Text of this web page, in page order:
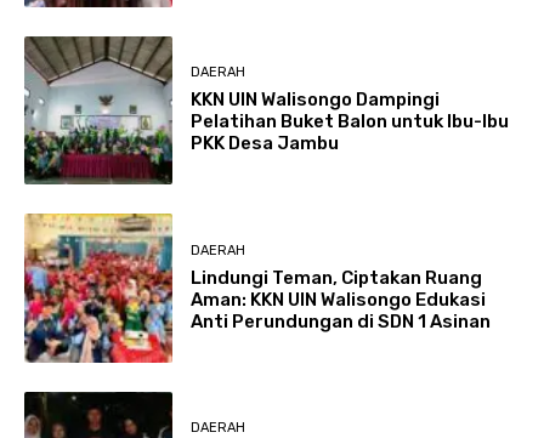
DAERAH
KKN UIN Walisongo Dampingi
Pelatihan Buket Balon untuk Ibu-Ibu
PKK Desa Jambu
DAERAH
Lindungi Teman, Ciptakan Ruang
Aman: KKN UIN Walisongo Edukasi
Anti Perundungan di SDN 1 Asinan
DAERAH